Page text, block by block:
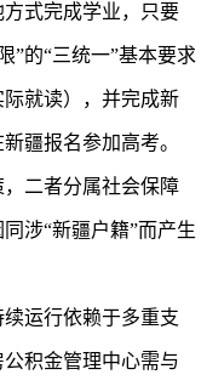
式完成学业，只要
”的“三统一”基本要求
际就读），并完成新
疆报名参加高考。
二者分属社会保障
涉“新疆户籍”而产生
运行依赖于多重支
公积金管理中心需与